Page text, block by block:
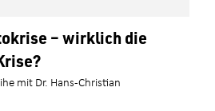
– wirklich die
mit Dr. Hans-Christian